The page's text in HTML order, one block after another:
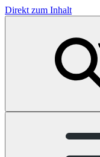
Direkt zum Inhalt